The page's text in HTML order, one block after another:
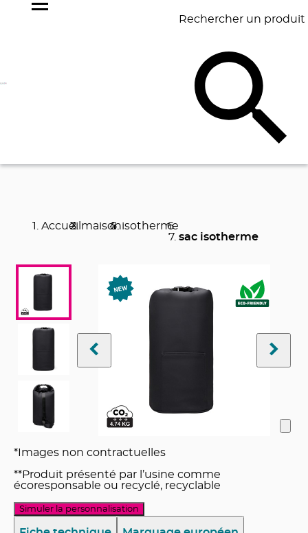
Rechercher un produit
BAGAGERIE BUREAU
Accueil maisonisotherme
sac isotherme
*Images non contractuelles
**Produit présenté par l’usine comme
écoresponsable ou recyclé, recyclable
Simuler la personnalisation